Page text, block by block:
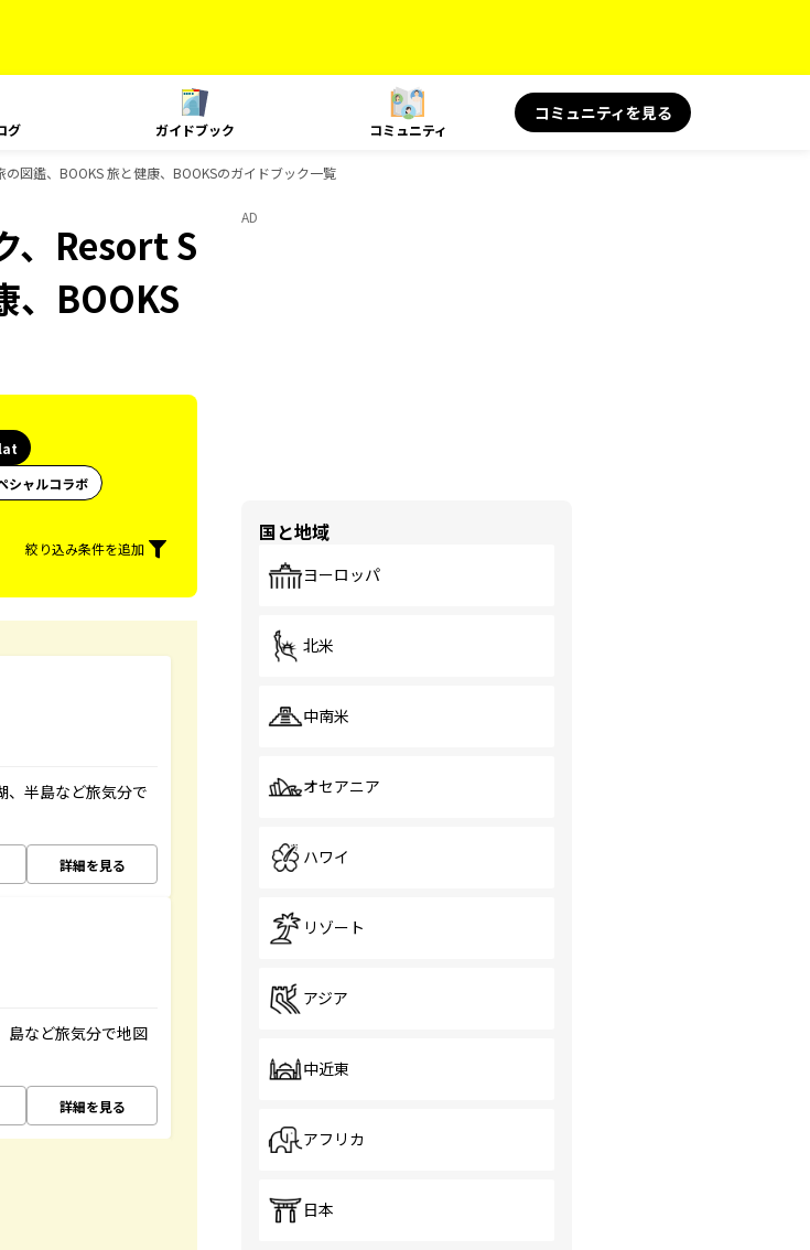
グ ガイドブック コミュニティ
コミュニティを見る
図鑑、BOOKS 旅と健康、BOOKSのガイドブック一覧
、Resort S
、BOOKS
シャルコラボ
絞り込み条件を追加
、半島など旅気分で
詳細を見る
島など旅気分で地図
詳細を見る
AD
国と地域
ヨーロッパ
北米
中南米
オセアニア
ハワイ
リゾート
アジア
中近東
アフリカ
日本